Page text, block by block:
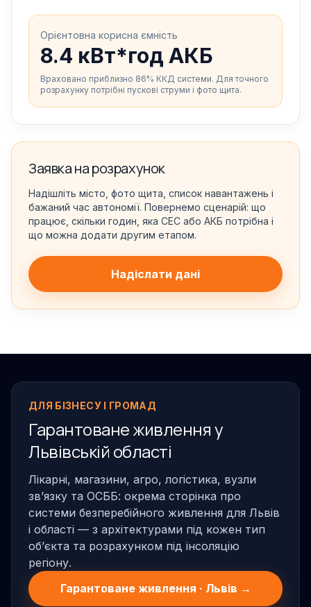
Орієнтовна корисна ємність
8.4 кВт*год АКБ
Враховано приблизно 86% ККД системи. Для точного
розрахунку потрібні пускові струми і фото щита.
Заявка на розрахунок
Надішліть місто, фото щита, список навантажень і
бажаний час автономії. Повернемо сценарій: що
працює, скільки годин, яка СЕС або АКБ потрібна і
що можна додати другим етапом.
Надіслати дані
ДЛЯ БІЗНЕСУ І ГРОМАД
Гарантоване живлення у
Львівській області
Лікарні, магазини, агро, логістика, вузли
звʼязку та ОСББ: окрема сторінка про
системи безперебійного живлення для Львів
і області — з архітектурами під кожен тип
обʼєкта та розрахунком під інсоляцію
регіону.
Гарантоване живлення · Львів →